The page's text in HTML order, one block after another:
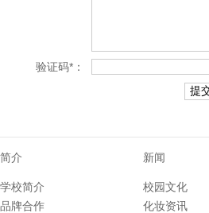
验证码*：
简介 新闻
学校简介 校园文化
品牌合作
化妆资讯